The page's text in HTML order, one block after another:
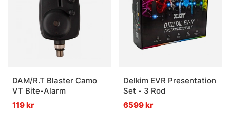
DAM/R.T Blaster Camo
VT Bite-Alarm
119 kr
Delkim EVR Presentation
Set - 3 Rod
6599 kr